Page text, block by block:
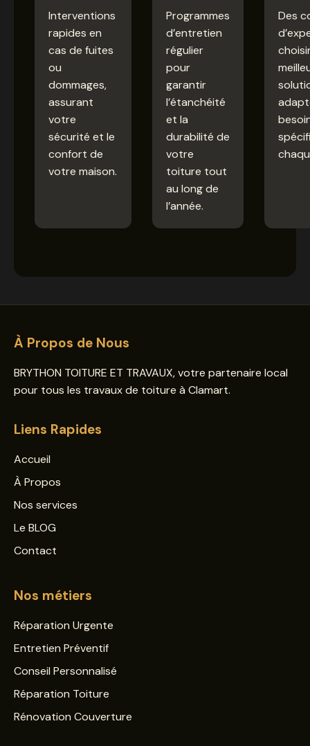
Interventions
rapides en
cas de fuites
ou
dommages,
assurant
votre
sécurité et le
confort de
votre maison.
Programmes
d’entretien
régulier
pour
garantir
l’étanchéité
et la
durabilité de
votre
toiture tout
au long de
l’année.
Des
À Propos de Nous
BRYTHON TOITURE ET TRAVAUX, votre partenaire local
pour tous les travaux de toiture à Clamart.
Liens Rapides
Accueil
À Propos
Nos services
Le BLOG
Contact
Nos métiers
Réparation Urgente
Entretien Préventif
Conseil Personnalisé
Réparation Toiture
Rénovation Couverture